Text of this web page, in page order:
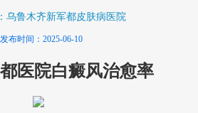
乌鲁木齐新军都皮肤病医院
发布时间：2025-06-10
医院白癜风治愈率